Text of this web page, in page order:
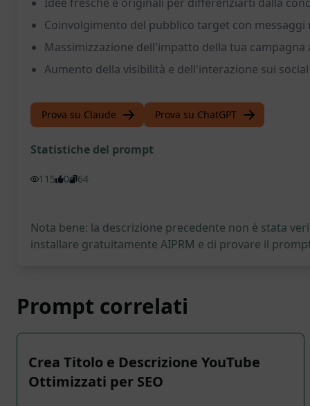
Coinvolgimento del pubblico target con messaggi
Massimizzazione dell'impatto della tua
Aumento della visibilità e dell'interazione sui
Prova su Claude Prova su ChatGPT
Statistiche del prompt
115 0 64
Nota bene: la descrizione precedente non è stata
installare gratuitamente AIPRM e di provare il
Prompt correlati
Crea Titolo e Descrizione YouTube
Ottimizzati per SEO